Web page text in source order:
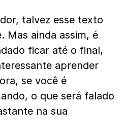
talvez esse texto
Mas ainda assim, é
ficar até o final,
aprender
se você é
o que será falado
na sua